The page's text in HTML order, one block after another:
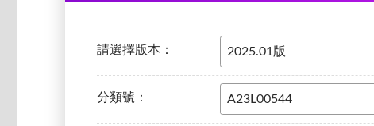
請選擇版本：
分類號：